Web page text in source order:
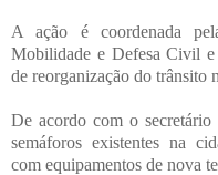
A ação é coordenada
Mobilidade e Defesa Civil
de reorganização do trânsito
De acordo com o
semáforos existentes na
com equipamentos de nova